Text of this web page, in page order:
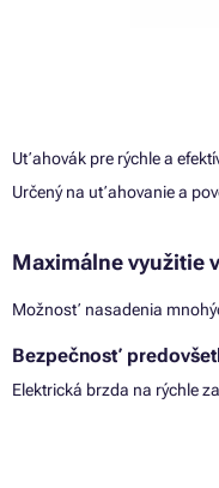
Uťahovák pre rýchle a
Určený na uťahovanie a
Maximálne využitie
Možnosť nasadenia
Bezpečnosť
Elektrická brzda na rýchle